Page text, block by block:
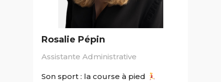
Rosalie Pépin
Assistante Administrative
Son sport : la course à pied